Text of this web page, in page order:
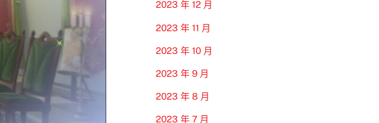
2023 年 12 月
2023 年 11 月
2023 年 10 月
2023 年 9 月
2023 年 8 月
2023 年 7 月